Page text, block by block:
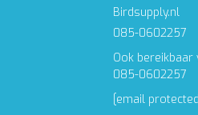
Birdsupply.nl
085-0602257
Ook bereikbaar
085-0602257
[email